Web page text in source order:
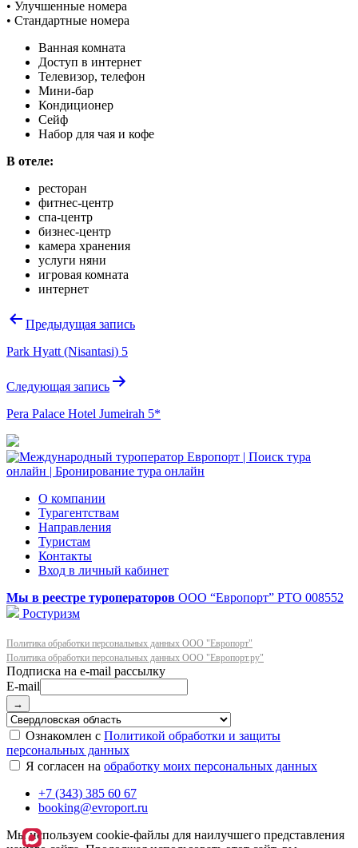
• Улучшенные номера
• Стандартные номера
Ванная комната
Доступ в интернет
Телевизор, телефон
Мини-бар
Кондиционер
Сейф
Набор для чая и кофе
В отеле:
ресторан
фитнес-центр
спа-центр
бизнес-центр
камера хранения
услуги няни
игровая комната
интернет
Навигация
записям
Предыдущая запись
Park Hyatt (Nisantasi) 5
Следующая запись
Pera Palace Hotel Jumeirah 5*
О компании
Турагентствам
Направления
Туристам
Контакты
Вход в личный кабинет
Мы в реестре туроператоров ООО “Европорт” РТО 008552
Ростуризм
Политика обработки персональных данных ООО "Европорт"
Политика обработки персональных данных ООО "Европорт.ру"
E-mail
→
Ознакомлен с Политикой обработки и защиты
персональных данных
Я согласен на обработку моих персональных данных
+7 (343) 385 60 67
booking@evroport.ru
Мы используем cookie-файлы для наилучшего представления